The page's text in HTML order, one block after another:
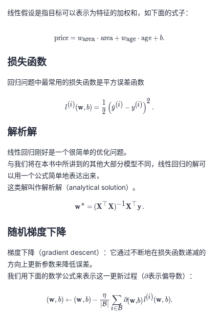
客论的
子
我
直
播
的
活
我
的
注
我
开
发
者
的
我
的
Programs
我
的
支
技
的
x
{
线性假设是指目标可以表示为特征的加权和，如下面的式子：
\mathrm{price} =
price = warea ⋅ area + wage ⋅ age + b.
损失函数
回归问题中最常用的损失函数是平方误差函数
l^{(i)}(\mathbf{w}, b) =
l(i)(w, b) =
2
1 (y
^(i) − y(i))2
.
解析解
线性回归刚好是一个很简单的优化问题。
与我们将在本书中所讲到的其他大部分模型不同，线性回归的解可
以用一个公式简单地表达出来，
这类解叫作解析解（analytical solution）。
\mathbf{w}^* = (\mathbf X^\top
w∗ = (X⊤X)−1X⊤y.
随机梯度下降
梯度下降（gradient descent）：它通过不断地在损失函数递减的
方向上更新参数来降低误差。
我们用下面的数学公式来表示这一更新过程（\
a
∂表示偏导数）：
(\mathbf{w},b) \leftarrow
(w, b) ← (w, b) −
∣B∣
η
i∈B
∑ ∂(w,b) l(i)(w, b).